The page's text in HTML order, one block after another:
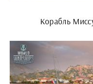
Корабль